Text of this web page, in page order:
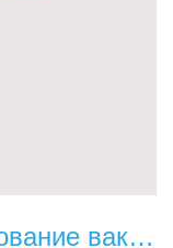
Эксплуатация и использование вакуумного насоса и вакуумного смесителя бурового раствора